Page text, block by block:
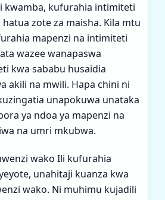
kwamba, kufurahia intimiteti
zote za maisha. Kila mtu
mapenzi na intimiteti
wazee wanapaswa
kwa sababu husaidia
akili na mwili. Hapa chini ni
unapokuwa unataka
ya ndoa ya mapenzi na
na umri mkubwa.
wako Ili kufurahia
unahitaji kuanza kwa
wako. Ni muhimu kujadili